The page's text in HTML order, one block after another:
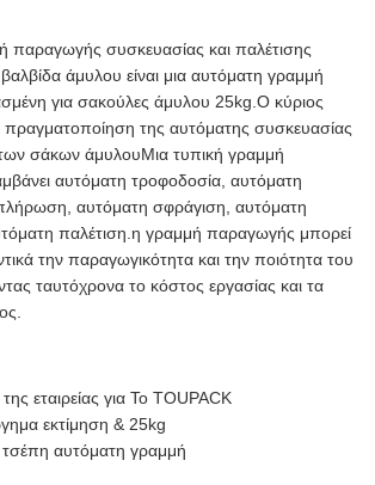
παραγωγής συσκευασίας και παλέτισης
άμυλου είναι μια αυτόματη γραμμή
για σακούλες άμυλου 25kg.Ο κύριος
πραγματοποίηση της αυτόματης συσκευασίας
των σάκων άμυλουΜια τυπική γραμμή
αυτόματη τροφοδοσία, αυτόματη
αυτόματη σφράγιση, αυτόματη
παλέτιση.η γραμμή παραγωγής μπορεί
την παραγωγικότητα και την ποιότητα του
ταυτόχρονα το κόστος εργασίας και τα